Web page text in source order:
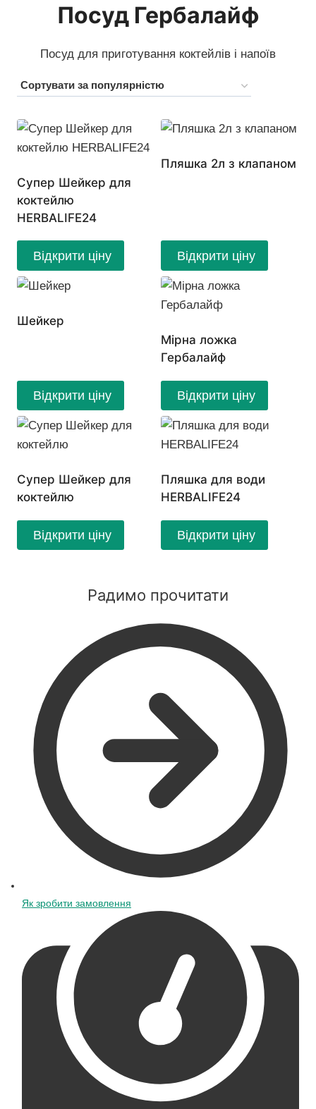
Посуд Гербалайф
Посуд для приготування коктейлів і напоїв
Супер Шейкер для
коктейлю
HERBALIFE24
Відкрити ціну
Пляшка 2л з клапаном
Відкрити ціну
Шейкер
Відкрити ціну
Мірна ложка
Гербалайф
Відкрити ціну
Супер Шейкер для
коктейлю
Відкрити ціну
Пляшка для води
HERBALIFE24
Відкрити ціну
Радимо прочитати
Як зробити замовлення